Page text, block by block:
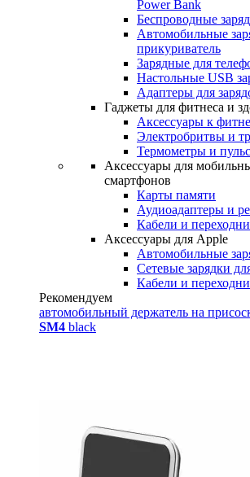
Power Bank
Беспроводные
Автомобильные
прикуриватель
Зарядные для
Настольные USB
Адаптеры для
Гаджеты для фитнеса и
Аксессуары к
Электробритвы и
Термометры и
Аксессуары для
смартфонов
Карты памяти
Аудиоадаптеры и
Кабели и
Аксессуары для Apple
Автомобильные
Сетевые зарядки
Кабели и
Рекомендуем
автомобильный держатель на
SM4 black